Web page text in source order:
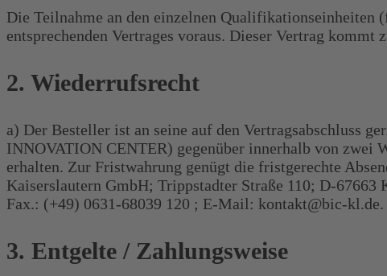
Die Teilnahme an den einzelnen Qualifikationseinheiten
entsprechenden Vertrages voraus. Dieser Vertrag
2. Wiederrufsrecht
a) Der Besteller ist an seine auf den Vertragsabschluss
INNOVATION CENTER) gegenüber innerhalb von zwei
erhalten. Zur Fristwahrung genügt die fristgerechte
Kaiserslautern GmbH; Trippstadter Straße 110; D-
Fax.: (+49) 0631-68039 120 ; E-Mail: kontakt@bic-
3. Entgelte / Zahlungsweise